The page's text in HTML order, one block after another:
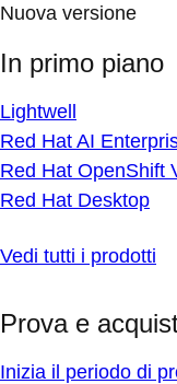
Nuova versione
In primo piano
Lightwell
Red Hat AI
Red Hat OpenShift
Red Hat Desktop
Vedi tutti i prodotti
Prova e
Inizia il periodo di